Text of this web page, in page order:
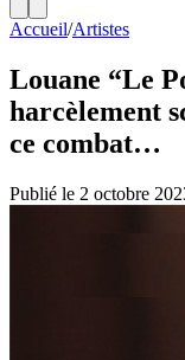
Accueil/Artistes
Louane “Le
harcèlement
ce combat…
Publié le 2 octobre